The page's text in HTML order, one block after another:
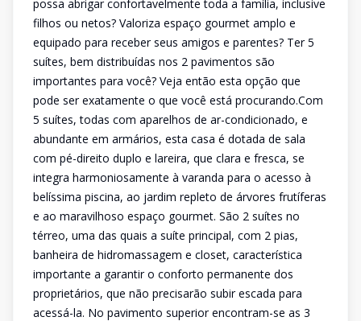
possa abrigar confortavelmente toda a família, inclusive
filhos ou netos? Valoriza espaço gourmet amplo e
equipado para receber seus amigos e parentes? Ter 5
suítes, bem distribuídas nos 2 pavimentos são
importantes para você? Veja então esta opção que
pode ser exatamente o que você está procurando.Com
5 suítes, todas com aparelhos de ar-condicionado, e
abundante em armários, esta casa é dotada de sala
com pé-direito duplo e lareira, que clara e fresca, se
integra harmoniosamente à varanda para o acesso à
belíssima piscina, ao jardim repleto de árvores frutíferas
e ao maravilhoso espaço gourmet. São 2 suítes no
térreo, uma das quais a suíte principal, com 2 pias,
banheira de hidromassagem e closet, característica
importante a garantir o conforto permanente dos
proprietários, que não precisarão subir escada para
acessá-la. No pavimento superior encontram-se as 3